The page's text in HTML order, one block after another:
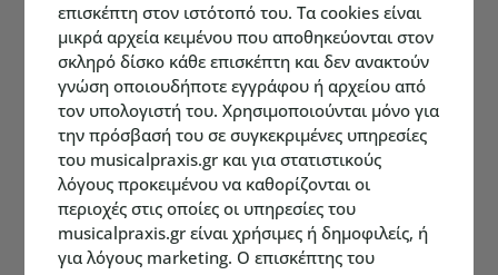
επισκέπτη στον ιστότοπό του. Τα cookies είναι
μικρά αρχεία κειμένου που αποθηκεύονται στον
σκληρό δίσκο κάθε επισκέπτη και δεν ανακτούν
γνώση οποιουδήποτε εγγράφου ή αρχείου από
τον υπολογιστή του. Χρησιμοποιούνται μόνο για
την πρόσβασή του σε συγκεκριμένες υπηρεσίες
του musicalpraxis.gr και για στατιστικούς
λόγους προκειμένου να καθορίζονται οι
περιοχές στις οποίες οι υπηρεσίες του
musicalpraxis.gr είναι χρήσιμες ή δημοφιλείς, ή
για λόγους marketing. Ο επισκέπτης του